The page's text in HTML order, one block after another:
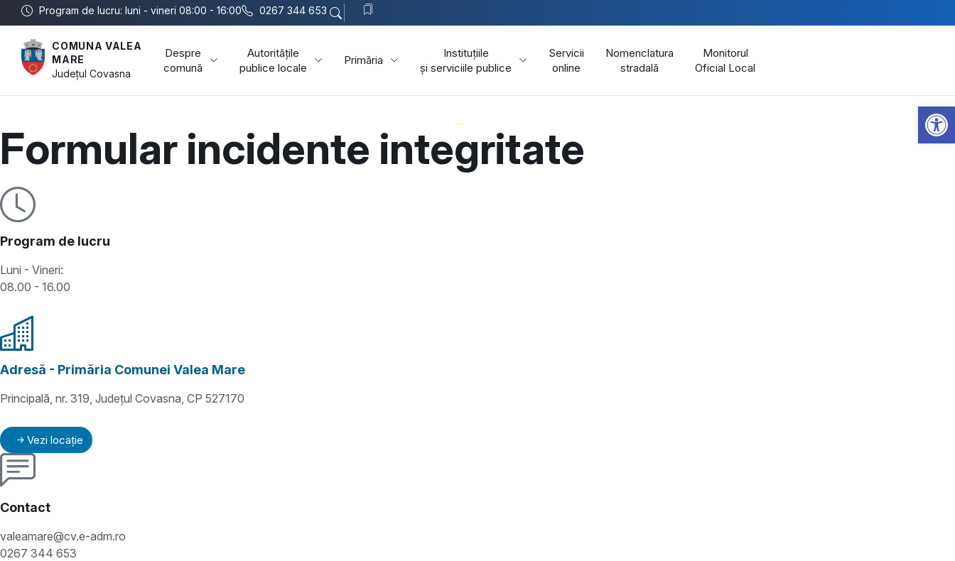
Program de lucru: luni - vineri 08:00 - 16:00 0267 344 653
COMUNA VALEA
MARE
JudețulCovasna
Despre
comună
Autoritățile
publice locale
Primăria
Instituțiile
și serviciile publice
Servicii
online
Nomenclatura
stradală
Monitorul
Oficial Local
Formular incidente integritate
Program de lucru
Luni - Vineri:
08.00 - 16.00
Adresă - Primăria Comunei Valea Mare
Principală, nr. 319, Județul Covasna, CP 527170
Vezi locație
Contact
valeamare@cv.e-adm.ro
0267 344 653